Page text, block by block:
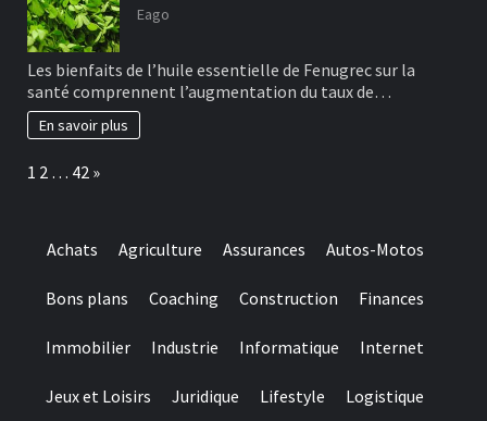
Eago
Les bienfaits de l’huile essentielle de Fenugrec sur la
santé comprennent l’augmentation du taux de…
En savoir plus
Page:
1 2 … 42 Next
»
Achats Agriculture Assurances Autos-Motos
Bons plans Coaching Construction Finances
Immobilier Industrie Informatique Internet
Jeux et Loisirs Juridique Lifestyle Logistique